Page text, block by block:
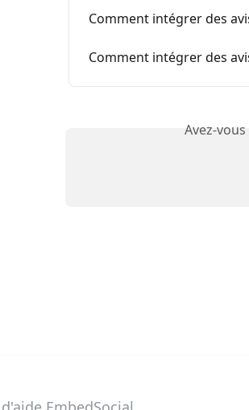
Comment intégrer des
Comment intégrer des
Avez-